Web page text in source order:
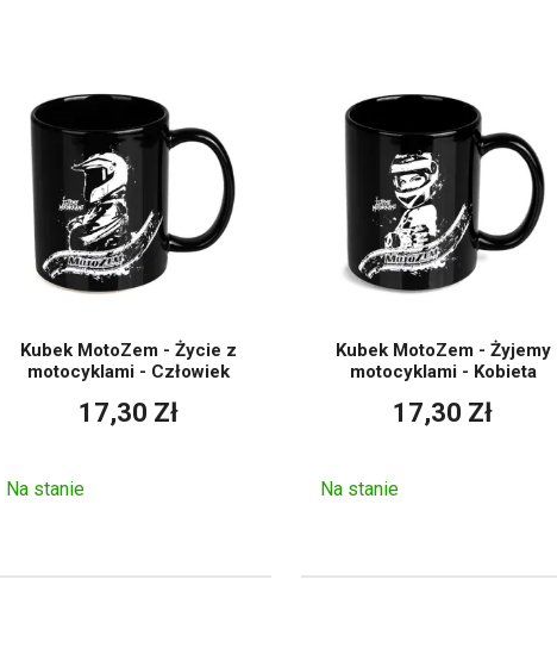
Kubek MotoZem - Życie z
motocyklami - Człowiek
17,30 Zł
Na stanie
Kubek MotoZem - Żyjemy
motocyklami - Kobieta
17,30 Zł
Na stanie